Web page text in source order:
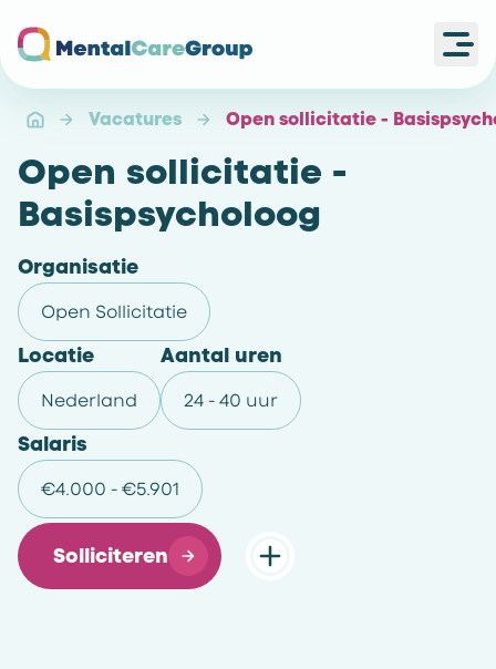
Vacatures Open sollicitatie -
Open sollicitatie -
Basispsycholoog
Organisatie
Open Sollicitatie
Locatie
Nederland
Aantal uren
24 - 40 uur
Salaris
€4.000 - €5.901
Solliciteren